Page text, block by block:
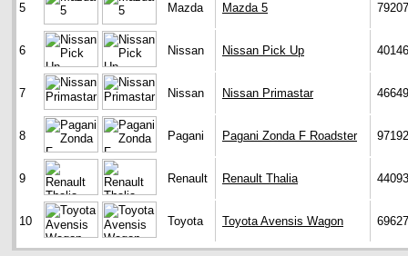
5 Mazda Mazda 5 79207
6 Nissan Nissan Pick Up 40146
7 Nissan Nissan Primastar 46649
8 Pagani Pagani Zonda F Roadster 97192
9 Renault Renault Thalia 44093
10 Toyota Toyota Avensis Wagon 69627